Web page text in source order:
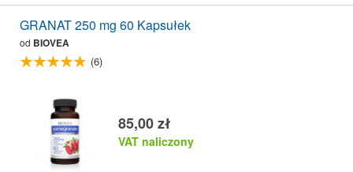
GRANAT 250 mg 60 Kapsułek
od BIOVEA
(6)
85,00 zł
VAT naliczony